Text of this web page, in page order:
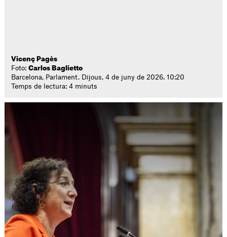
Vicenç Pagès
Foto:Carlos Baglietto
Barcelona, Parlament. Dijous, 4 de juny de 2026. 10:20
Temps de lectura: 4 minuts